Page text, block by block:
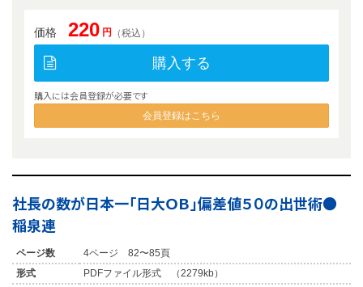
価格 220 円 （税込）
購入する
購入には会員登録が必要です
会員登録はこちら
社長の数が日本一「日大ＯＢ」偏差値５０の出世術●
稲泉連
ページ数
4ページ 82〜85頁
形式
PDFファイル形式 （2279kb）